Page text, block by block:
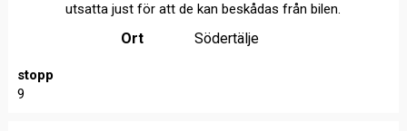
utsatta just för att de kan beskådas från bilen.
Ort Södertälje
stopp
9